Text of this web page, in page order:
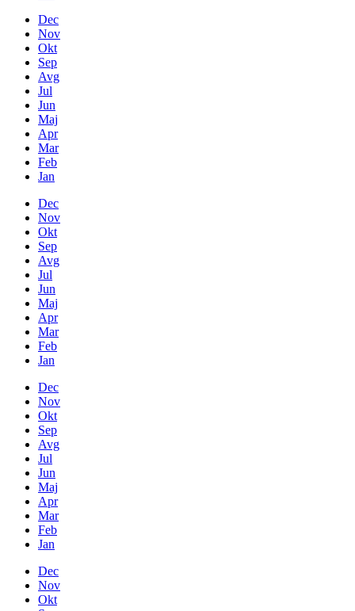
Dec
Nov
Okt
Sep
Avg
Jul
Jun
Maj
Apr
Mar
Feb
Jan
Dec
Nov
Okt
Sep
Avg
Jul
Jun
Maj
Apr
Mar
Feb
Jan
Dec
Nov
Okt
Sep
Avg
Jul
Jun
Maj
Apr
Mar
Feb
Jan
Dec
Nov
Okt